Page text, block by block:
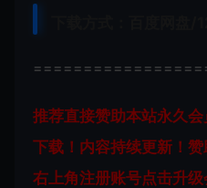
推荐直接赞助本站永久
下载！内容持续更新！
右上角注册账号点击升